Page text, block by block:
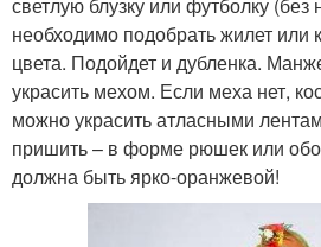
необходимо подобрать жилет или
цвета. Подойдет и дубленка.
украсить мехом. Если меха нет,
можно украсить атласными
пришить – в форме рюшек или
должна быть ярко-оранжевой!